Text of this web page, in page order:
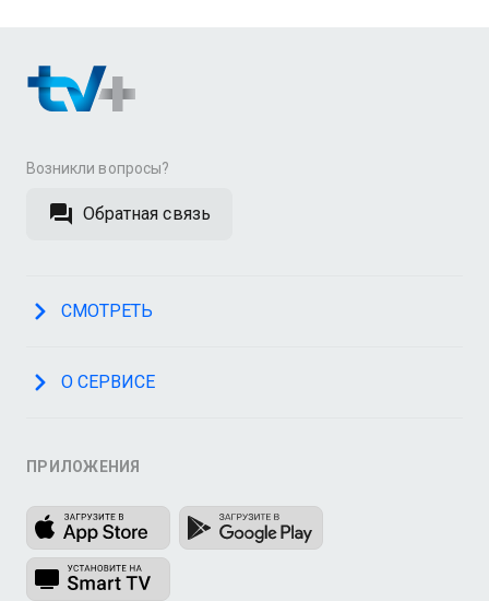
Возникли вопросы?
Обратная связь
СМОТРЕТЬ
О СЕРВИСЕ
ПРИЛОЖЕНИЯ